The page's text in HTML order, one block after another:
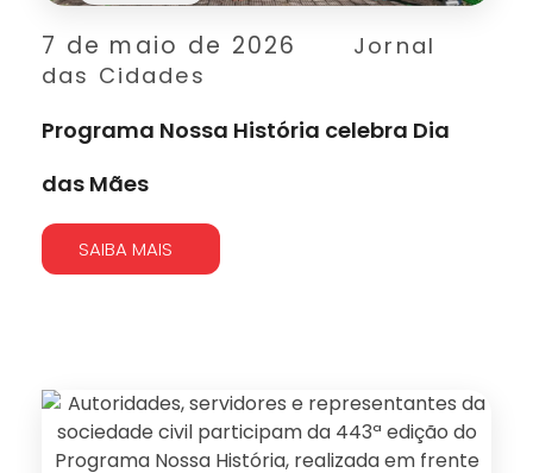
7 de maio de 2026
Jornal
das Cidades
Programa Nossa História celebra Dia
das Mães
SAIBA MAIS